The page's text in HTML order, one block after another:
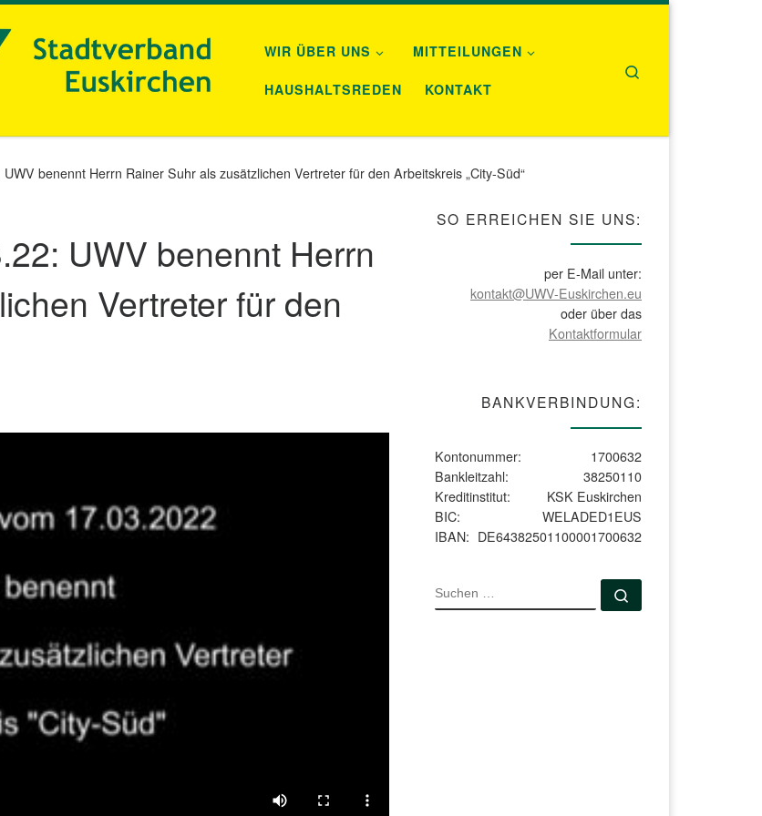
WIR ÜBER UNS MITTEILUNGEN
HAUSHALTSREDEN KONTAKT
benennt Herrn Rainer Suhr als zusätzlichen Vertreter für den Arbeitskreis „City-Süd“
UWV benennt Herrn
Vertreter für den
SO ERREICHEN SIE UNS:
per E-Mail unter:
kontakt@UWV-Euskirchen.eu
oder über das
Kontaktformular
BANKVERBINDUNG:
Kontonummer:
1700632
Bankleitzahl:
38250110
Kreditinstitut:
KSK Euskirchen
BIC:
WELADED1EUS
IBAN: DE64382501100001700632
SUCHE